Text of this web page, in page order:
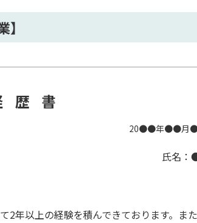
歴書
20●●年●●月
氏名
2年以上の経験を積んできております。ま